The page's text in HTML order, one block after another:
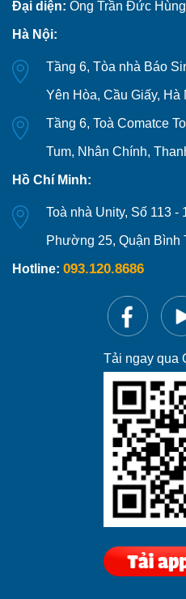
Đại diện: Ông Trần Đức Hùng
Hà Nội:
Tầng 6, Tòa nhà Báo
Yên Hòa, Cầu Giấy, Hà
Tầng 6, Toà Comatce
Tum, Nhân Chính,
Hồ Chí Minh:
Toà nhà Unity, Số 113 -
Phường 25, Quận Bình
Hotline: 093.120.8686
Tải ngay qua